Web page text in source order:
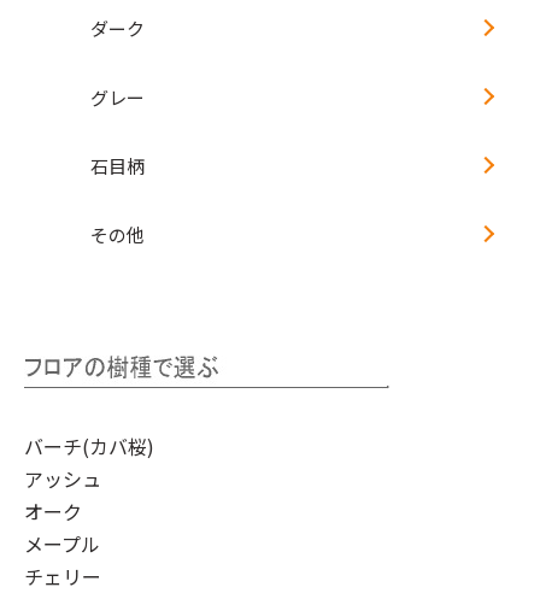
ダーク
グレー
石目柄
その他
バーチ(カバ桜)
アッシュ
オーク
メープル
チェリー